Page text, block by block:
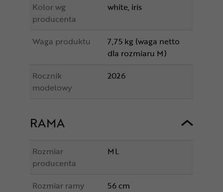
Kolor wg
producenta
white, iris
Waga produktu
7,75 kg (waga netto
dla rozmiaru M)
Rocznik
modelowy
2026
RAMA
Rozmiar
producenta
ML
Rozmiar ramy
56 cm